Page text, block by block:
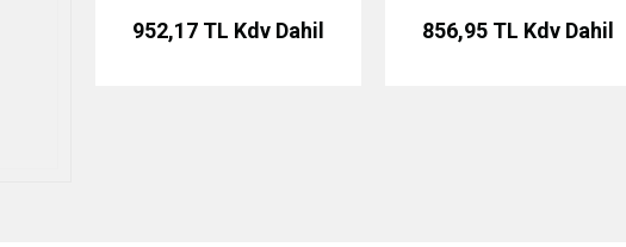
952,17 TL Kdv Dahil 856,95 TL Kdv Dahil